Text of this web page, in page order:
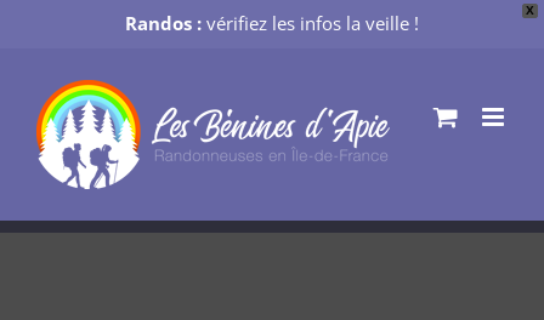
X
Randos : vérifiez les infos la veille !
contenu